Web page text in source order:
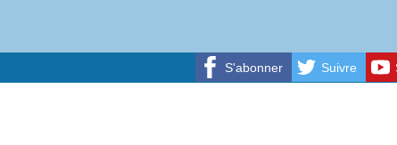
S'abonner Suivre